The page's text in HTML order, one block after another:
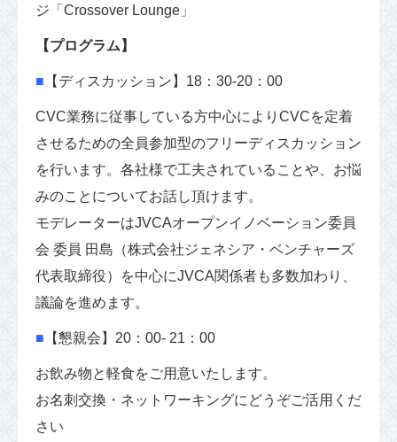
ジ「Crossover Lounge」
【プログラム】
■ 【ディスカッション】18：30-20：00
CVC業務に従事している方中心によりCVCを定着
させるための全員参加型のフリーディスカッション
を行います。各社様で工夫されていることや、お悩
みのことについてお話し頂けます。
モデレーターはJVCAオープンイノベーション委員
会 委員 田島（株式会社ジェネシア・ベンチャーズ
代表取締役）を中心にJVCA関係者も多数加わり、
議論を進めます。
■ 【懇親会】20：00- 21：00
お飲み物と軽食をご用意いたします。
お名刺交換・ネットワーキングにどうぞご活用くだ
さい